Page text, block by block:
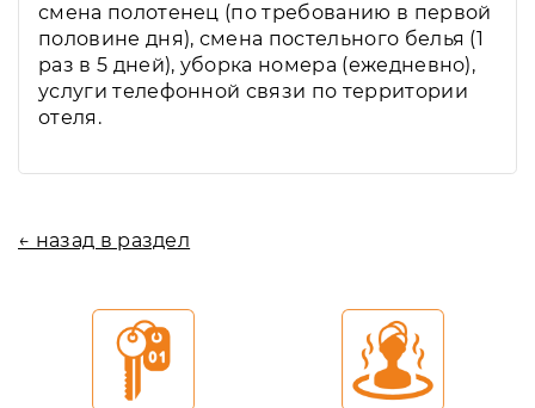
смена полотенец (по требованию в первой
половине дня), смена постельного белья (1
раз в 5 дней), уборка номера (ежедневно),
услуги телефонной связи по территории
отеля.
← назад в раздел